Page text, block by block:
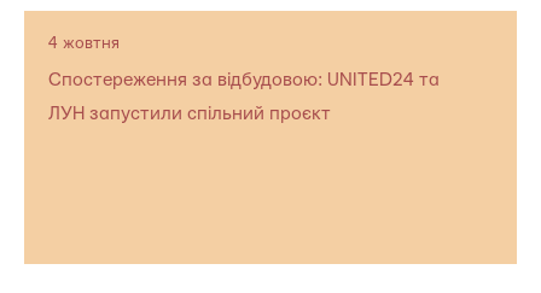
4 жовтня
Спостереження за відбудовою: UNITED24 та
ЛУН запустили спільний проєкт